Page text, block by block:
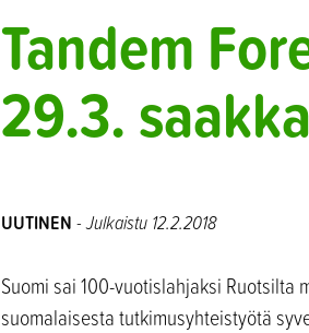
Tandem
29.3. saakka
UUTINEN - Julkaistu 12.2.2018
Suomi sai 100-vuotislahjaksi
suomalaisesta tutkimusyhteistyötä